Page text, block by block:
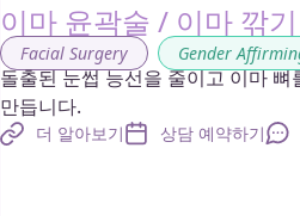
이마 윤곽술 / 이마 깎기
Facial Surgery , Gender
돌출된 눈썹 능선을 줄이고 이마
만듭니다.
더 알아보기 상담 예약하기